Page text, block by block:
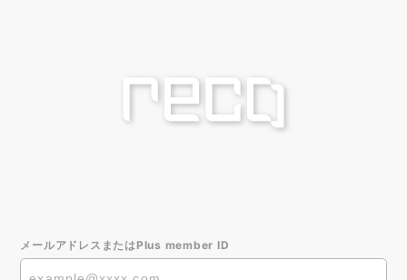
メールアドレスまたはPlus member ID